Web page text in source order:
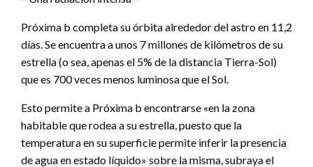
Próxima b completa su órbita alrededor del astro en 11,2
días. Se encuentra a unos 7 millones de kilómetros de su
estrella (o sea, apenas el 5% de la distancia Tierra-Sol)
que es 700 veces menos luminosa que el Sol.
Esto permite a Próxima b encontrarse «en la zona
habitable que rodea a su estrella, puesto que la
temperatura en su superficie permite inferir la presencia
de agua en estado líquido» sobre la misma, subraya el